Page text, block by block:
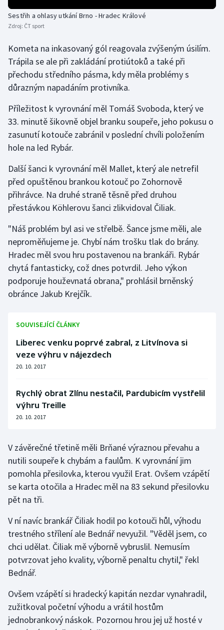
Plavání
Plážový volejbal
Ragby
Rychlobruslení
Rychlostní kanoistika
Short track
Sportovní střelba
Stolní tenis
Triatlon
Veslování
Vodní slalom
Volejbal
Sestřih a ohlasy utkání Brno - Hradec Králové
Zdroj: ČT sport
Kometa na inkasovaný gól reagovala zvýšeným úsilím.
Trápila se ale při zakládání protiútoků a také při
přechodu středního pásma, kdy měla problémy s
důrazným napadáním protivníka.
Příležitost k vyrovnání měl Tomáš Svoboda, který ve
33. minutě šikovně objel branku soupeře, jeho pokusu o
zasunutí kotouče zabránil v poslední chvíli položením
hole na led Rybár.
Další šanci k vyrovnání měl Mallet, který ale netrefil
před opuštěnou brankou kotouč po Zohornově
přihrávce. Na druhé straně těsně před druhou
přestávkou Köhlerovu šanci zlikvidoval Čiliak.
"Náš problém byl asi ve střelbě. Šance jsme měli, ale
neproměňujeme je. Chybí nám trošku tlak do brány.
Hradec měl svou hru postavenou na brankáři. Rybár
chytá fantasticky, což dnes potvrdil. Jeho výkon
podporuje houževnatá obrana," prohlásil brněnský
obránce Jakub Krejčík.
SOUVISEJÍCÍ ČLÁNKY
Liberec venku poprvé zabral, z Litvínova si
veze výhru v nájezdech
20. 10. 2017
Rychlý obrat Zlínu nestačil, Pardubicím vystřelil
výhru Treille
20. 10. 2017
V závěrečné třetině měli Brňané výraznou převahu a
nutili soupeře k chybám a faulům. K vyrovnání jim
pomohla přesilovka, kterou využil Erat. Ovšem vzápětí
se karta otočila a Hradec měl na 83 sekund přesilovku
pět na tři.
V ní navíc brankář Čiliak hodil po kotouči hůl, výhodu
trestného střílení ale Bednář nevyužil. "Věděl jsem, co
chci udělat. Čiliak mě výborně vybruslil. Nemusím
potvrzovat jeho kvality, výborně penaltu chytil," řekl
Bednář.
Ovšem vzápětí si hradecký kapitán nezdar vynahradil,
zužitkoval početní výhodu a vrátil hostům
jednobrankový náskok. Pozornou hrou jej už hosté v